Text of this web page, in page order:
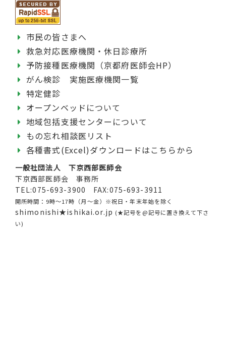
市民の皆さまへ
救急対応医療機関・休日診療所
予防接種医療機関（京都府医師会HP）
がん検診 実施医療機関一覧
特定健診
オープンベッドについて
地域包括支援センターについて
もの忘れ相談医リスト
各種書式(Excel)ダウンロードはこちらから
一般社団法人 下京西部医師会
下京西部医師会 事務所
TEL:075-693-3900 FAX:075-693-3911
開所時間：9時～17時（月～金）※祝日・年末年始を除く
shimonishi★ishikai.or.jp (★記号を@記号に置き換えて下さ
い)